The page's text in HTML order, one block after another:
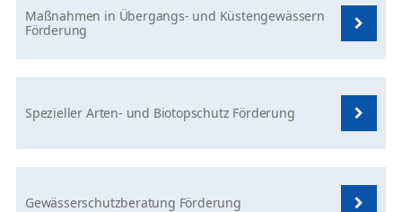
Maßnahmen in Übergangs- und Küstengewässern
Förderung
Spezieller Arten- und Biotopschutz Förderung
Gewässerschutzberatung Förderung